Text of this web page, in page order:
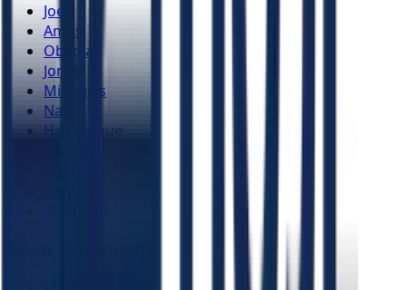
Joel
Amós
Obadias
Jonas
Miquéias
Naum
Habacuque